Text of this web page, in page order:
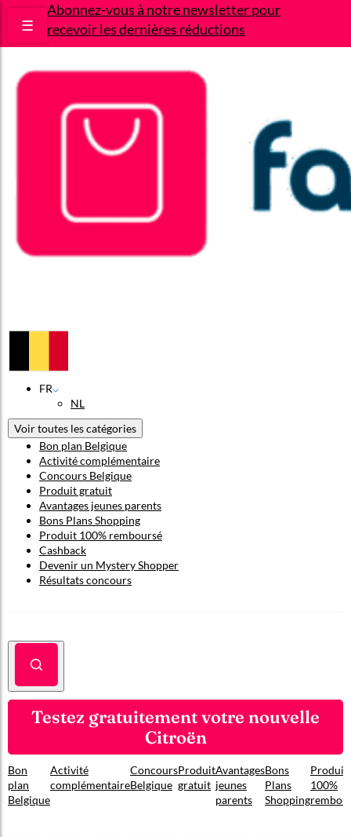
Abonnez-vous à notre newsletter pour
recevoir les dernières réductions
☰
FR
NL
Voir toutes les catégories
Bon plan Belgique
Activité complémentaire
Concours Belgique
Produit gratuit
Avantages jeunes parents
Bons Plans Shopping
Produit 100% remboursé
Cashback
Devenir un Mystery Shopper
Résultats concours
Testez gratuitement votre nouvelle
Citroën
Bon
plan
Belgique
Activité
complémentaire
Concours
Belgique
Produit
gratuit
Avantages
jeunes
parents
Bons
Plans
Shopping
Produit
100%